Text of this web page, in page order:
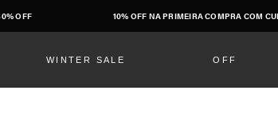
OFF 10% OFF NA PRIMEIRA COMPRA COM
WINTER SALE OFF